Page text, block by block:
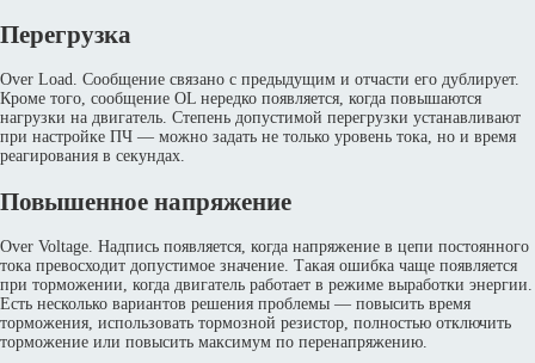
Перегрузка
Over Load. Сообщение связано с предыдущим и отчасти его дублирует.
Кроме того, сообщение OL нередко появляется, когда повышаются
нагрузки на двигатель. Степень допустимой перегрузки устанавливают
при настройке ПЧ — можно задать не только уровень тока, но и время
реагирования в секундах.
Повышенное напряжение
Over Voltage. Надпись появляется, когда напряжение в цепи постоянного
тока превосходит допустимое значение. Такая ошибка чаще появляется
при торможении, когда двигатель работает в режиме выработки энергии.
Есть несколько вариантов решения проблемы — повысить время
торможения, использовать тормозной резистор, полностью отключить
торможение или повысить максимум по перенапряжению.